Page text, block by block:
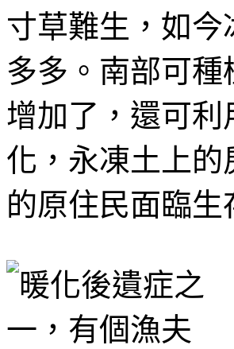
寸草難生，如
多多。南部可
增加了，還可
化，永凍土上
的原住民面臨